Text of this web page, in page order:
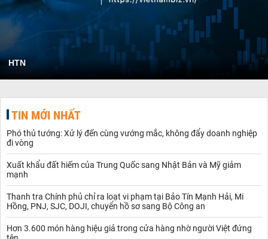
HTN
TIN MỚI NHẤT
Phó thủ tướng: Xử lý đến cùng vướng mắc, không đẩy doanh nghiệp
đi vòng
Xuất khẩu đất hiếm của Trung Quốc sang Nhật Bản và Mỹ giảm
mạnh
Thanh tra Chính phủ chỉ ra loạt vi phạm tại Bảo Tín Mạnh Hải, Mi
Hồng, PNJ, SJC, DOJI, chuyển hồ sơ sang Bộ Công an
Hơn 3.600 món hàng hiệu giả trong cửa hàng nhờ người Việt đứng